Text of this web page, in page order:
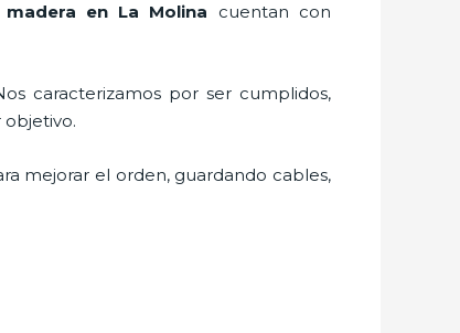
en La Molina cuentan con
caracterizamos por ser cumplidos,
objetivo.
mejorar el orden, guardando cables,